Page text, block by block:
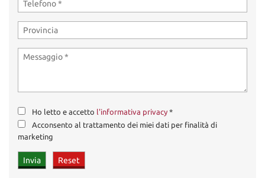
Ho letto e accetto l'informativa privacy *
Acconsento al trattamento dei miei dati per finalità di
marketing